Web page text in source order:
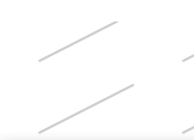
Weitere
Themen